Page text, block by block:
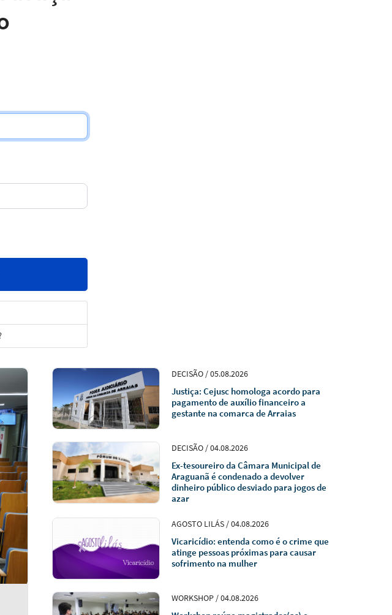
DECISÃO / 05.08.2026
Justiça: Cejusc homologa acordo para
pagamento de auxílio financeiro a
gestante na comarca de Arraias
DECISÃO / 04.08.2026
Ex-tesoureiro da Câmara Municipal de
Araguanã é condenado a devolver
dinheiro público desviado para jogos de
azar
AGOSTO LILÁS / 04.08.2026
Vicaricídio: entenda como é o crime que
atinge pessoas próximas para causar
sofrimento na mulher
WORKSHOP / 04.08.2026